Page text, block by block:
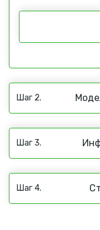
Шаг 2.
Шаг 3.
Шаг 4.